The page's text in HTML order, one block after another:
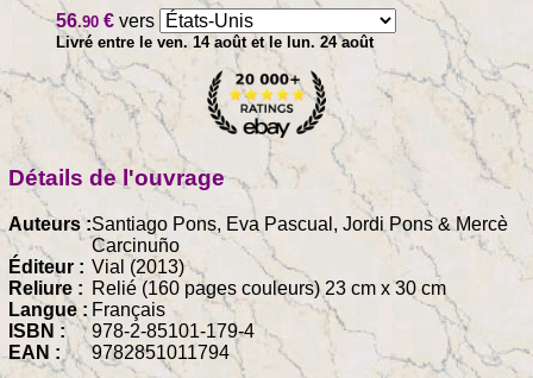
56.90 € vers
Livré entre le ven. 14 août et le lun. 24 août
Détails de l'ouvrage
Auteurs :Santiago Pons, Eva Pascual, Jordi Pons & Mercè
Carcinuño
Éditeur : Vial (2013)
Reliure : Relié (160 pages couleurs) 23 cm x 30 cm
Langue : Français
ISBN :
978-2-85101-179-4
EAN :
9782851011794